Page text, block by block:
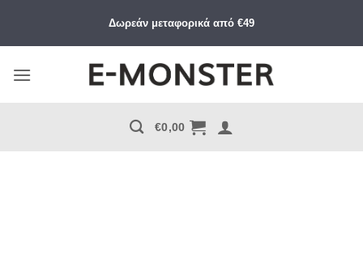
περιεχόμενο
Δωρεάν μεταφορικά από €49
€0,00